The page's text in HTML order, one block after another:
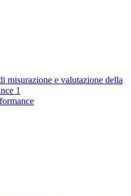
misurazione e valutazione della
1